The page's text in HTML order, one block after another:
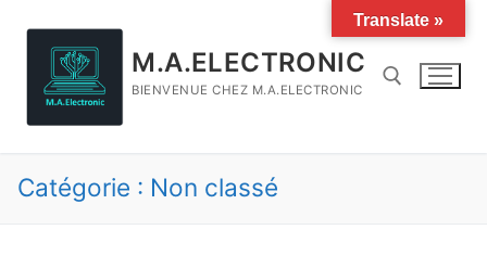
contenu
M.A.ELECTRONIC
BIENVENUE CHEZ M.A.ELECTRONIC
Catégorie : Non classé
Translate »